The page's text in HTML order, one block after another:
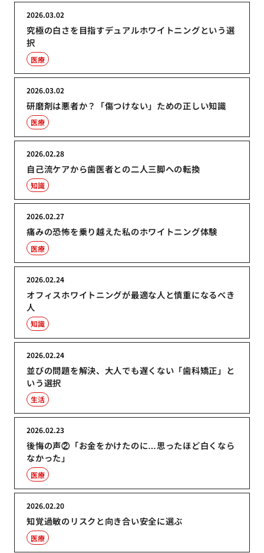
究極の白さを目指すデュアルホワイトニングという選
択
2026.03.02
医療
研磨剤は悪者か？「傷つけない」ための正しい知識
2026.03.02
医療
自己流ケアから歯医者との二人三脚への転換
2026.02.28
知識
痛みの恐怖を乗り越えた私のホワイトニング体験
2026.02.27
医療
オフィスホワイトニングが最適な人と慎重になるべき
人
2026.02.24
知識
並びの問題を解決、大人でも遅くない「歯科矯正」と
いう選択
2026.02.24
生活
後悔の声②「お金をかけたのに…思ったほど白くなら
なかった」
2026.02.23
医療
知覚過敏のリスクと向き合い安全に選ぶ
2026.02.20
医療